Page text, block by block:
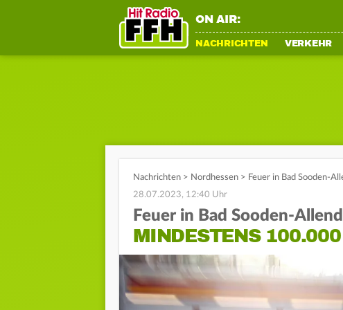
ON AIR:
NACHRICHTEN VERKEHR
Nachrichten > Nordhessen > Feuer in Bad Sooden-
28.07.2023, 12:40 Uhr
Feuer in Bad Sooden-
MINDESTENS